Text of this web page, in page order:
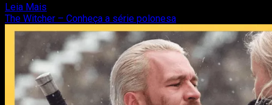
Leia Mais
more
about
Expectativa
gamer
para
2021
–
S07E79
The Witcher – Conheça a série polonesa